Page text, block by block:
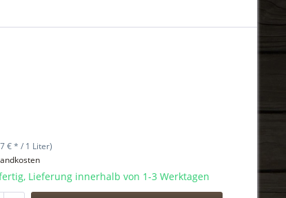
€ * / 1 Liter)
Lieferung innerhalb von 1-3 Werktagen